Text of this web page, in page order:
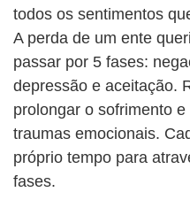
todos os sentimentos
A perda de um ente
passar por 5 fases:
depressão e aceitação.
prolongar o sofrimento
traumas emocionais.
próprio tempo para
fases.